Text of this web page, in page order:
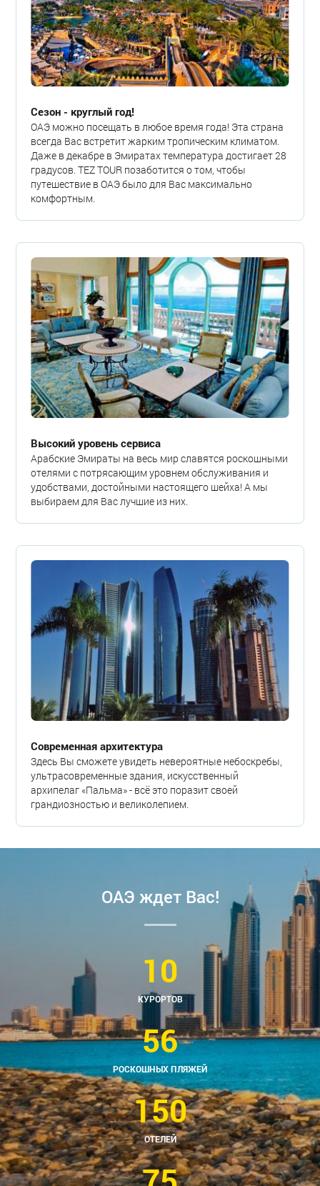
Сезон - круглый год!
ОАЭ можно посещать в любое время года! Эта страна
всегда Вас встретит жарким тропическим климатом.
Даже в декабре в Эмиратах температура достигает 28
градусов. TEZ TOUR позаботится о том, чтобы
путешествие в ОАЭ было для Вас максимально
комфортным.
Высокий уровень сервиса
Арабские Эмираты на весь мир славятся роскошными
отелями с потрясающим уровнем обслуживания и
удобствами, достойными настоящего шейха! А мы
выбираем для Вас лучшие из них.
Современная архитектура
Здесь Вы сможете увидеть невероятные небоскребы,
ультрасовременные здания, искусственный
архипелаг «Пальма» - всё это поразит своей
грандиозностью и великолепием.
ОАЭ ждет Вас!
10
КУРОРТОВ
56
РОСКОШНЫХ ПЛЯЖЕЙ
150
ОТЕЛЕЙ